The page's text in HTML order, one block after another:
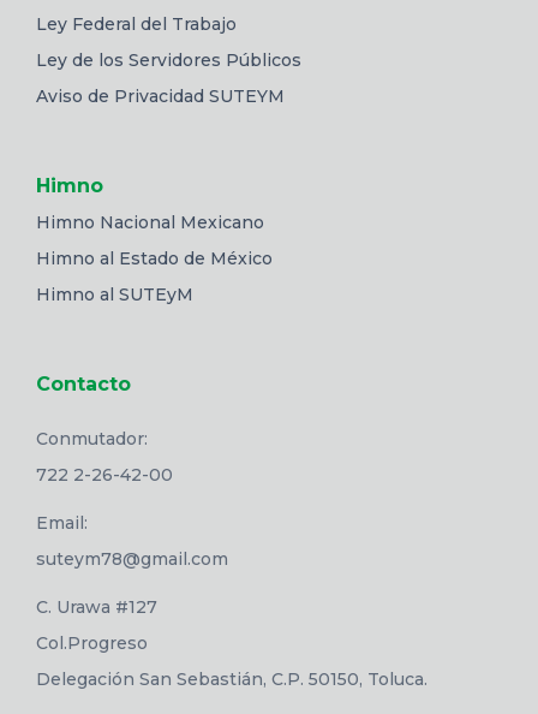
Ley Federal del Trabajo
Ley de los Servidores Públicos
Aviso de Privacidad SUTEYM
Himno
Himno Nacional Mexicano
Himno al Estado de México
Himno al SUTEyM
Contacto
Conmutador:
722 2-26-42-00
Email:
suteym78@gmail.com
C. Urawa #127
Col.Progreso
Delegación San Sebastián, C.P. 50150, Toluca.